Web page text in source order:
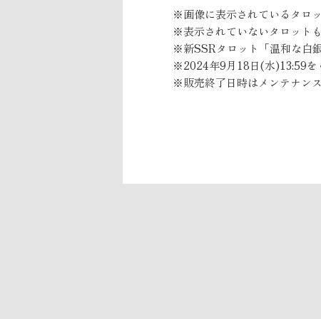
※画像に表示されているタロ
※表示されていないタロット
※新SSRタロット「温和な白
※2024年9月18日(水)13:59を
※販売終了日時はメンテナン